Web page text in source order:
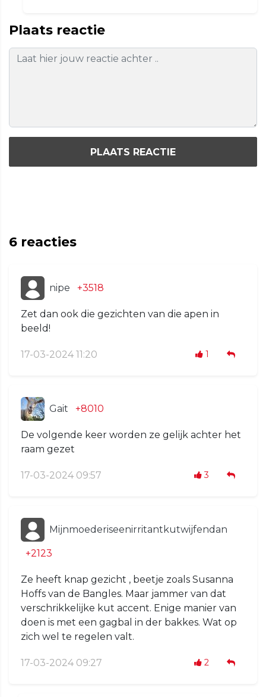
Plaats reactie
PLAATS REACTIE
6 reacties
nipe +3518
Zet dan ook die gezichten van die apen in
beeld!
17-03-2024 11:20 1
Gait +8010
De volgende keer worden ze gelijk achter het
raam gezet
17-03-2024 09:57 3
Mijnmoederiseenirritantkutwijfendan
+2123
Ze heeft knap gezicht , beetje zoals Susanna
Hoffs van de Bangles. Maar jammer van dat
verschrikkelijke kut accent. Enige manier van
doen is met een gagbal in der bakkes. Wat op
zich wel te regelen valt.
17-03-2024 09:27 2